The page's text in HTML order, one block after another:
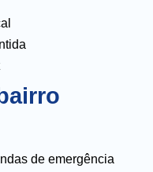
de emergência